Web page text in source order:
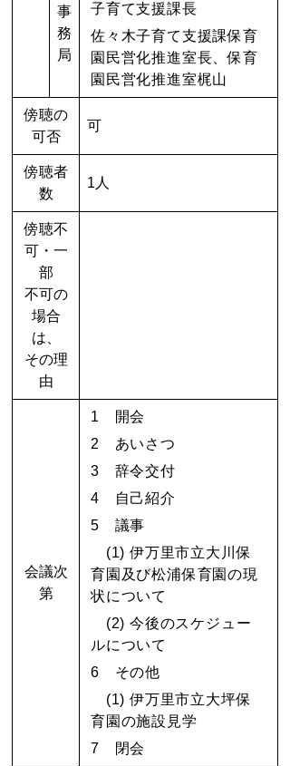
事
務
局
子育て支援課長
佐々木子育て支援課保育
園民営化推進室長、保育
園民営化推進室梶山
傍聴の
可否
可
傍聴者
数
1人
傍聴不
可・一
部
不可の
場合
は、
その理
由
会議次
第
1 開会
2 あいさつ
3 辞令交付
4 自己紹介
5 議事
(1) 伊万里市立大川保
育園及び松浦保育園の現
状について
(2) 今後のスケジュー
ルについて
6 その他
(1) 伊万里市立大坪保
育園の施設見学
7 閉会